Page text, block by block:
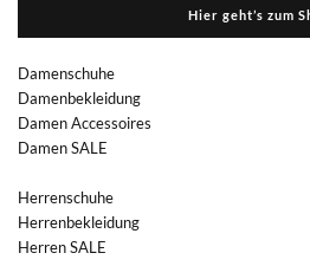
Hier geht’s zum
Damenschuhe
Damenbekleidung
Damen Accessoires
Damen SALE
Herrenschuhe
Herrenbekleidung
Herren SALE